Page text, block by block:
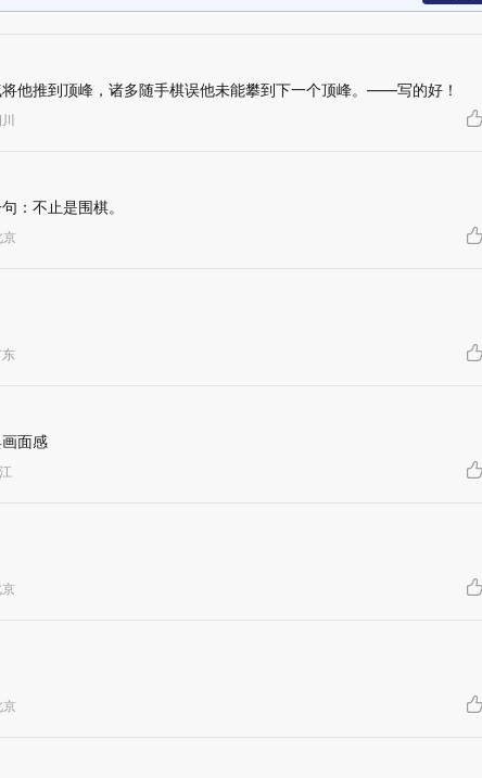
他推到顶峰，诸多随手棋误他未能攀到下一个顶峰。——写的好！
：不止是围棋。
京
面感
京